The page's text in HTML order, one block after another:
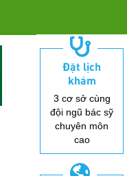
Đặt lịch
khám
3 cơ sở cùng
đội ngũ bác sỹ
chuyên môn
cao